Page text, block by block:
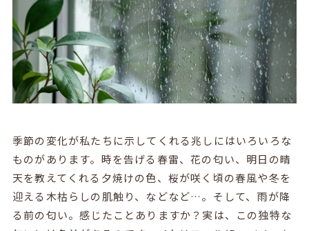
季節の変化が私たちに示してくれる兆しにはいろいろな
ものがあります。時を告げる春雷、花の匂い、明日の晴
天を教えてくれる夕焼けの色、桜が咲く頃の春風や冬を
迎える木枯らしの肌触り、などなど…。そして、雨が降
る前の匂い。感じたことありますか？実は、この独特な